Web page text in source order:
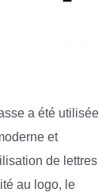
a été utilisée
et
de lettres
au logo, le